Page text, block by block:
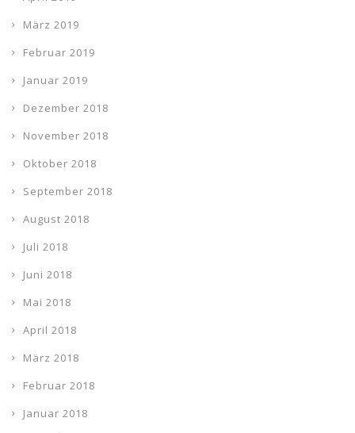
März 2019
Februar 2019
Januar 2019
Dezember 2018
November 2018
Oktober 2018
September 2018
August 2018
Juli 2018
Juni 2018
Mai 2018
April 2018
März 2018
Februar 2018
Januar 2018